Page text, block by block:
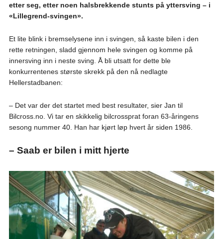
etter seg, etter noen halsbrekkende stunts på yttersving – i
«Lillegrend-svingen».
Et lite blink i bremselysene inn i svingen, så kaste bilen i den
rette retningen, sladd gjennom hele svingen og komme på
innersving inn i neste sving. Å bli utsatt for dette ble
konkurrentenes største skrekk på den nå nedlagte
Hellerstadbanen:
– Det var der det startet med best resultater, sier Jan til
Bilcross.no. Vi tar en skikkelig bilcrossprat foran 63-åringens
sesong nummer 40. Han har kjørt løp hvert år siden 1986.
– Saab er bilen i mitt hjerte